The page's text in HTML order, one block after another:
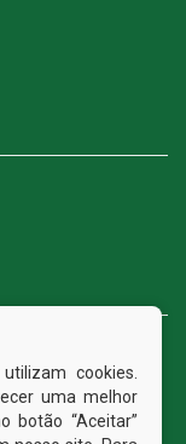
cookies.
uma melhor
botão “Aceitar”